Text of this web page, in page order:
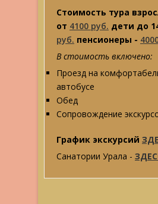
Стоимость тура
от 4100 руб. дети до
руб. пенсионеры -
В стоимость включено:
Проезд на
автобусе
Обед
Сопровождение
График экскурсий
Санатории Урала -